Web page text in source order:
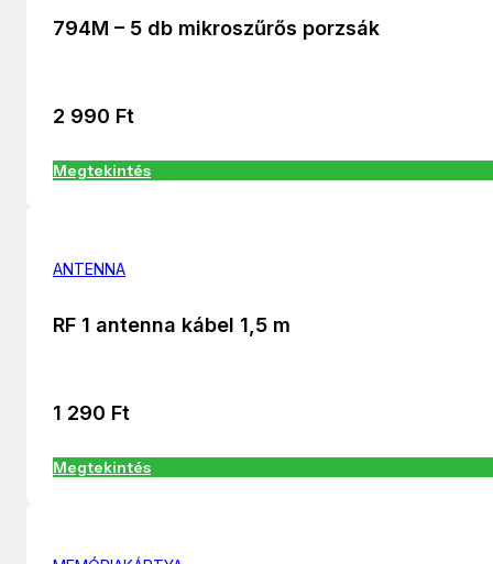
794M – 5 db mikroszűrős porzsák
2 990 Ft
Megtekintés
ANTENNA
RF 1 antenna kábel 1,5 m
1 290 Ft
Megtekintés